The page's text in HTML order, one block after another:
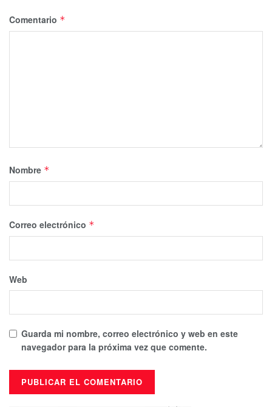
Comentario *
Nombre *
Correo electrónico *
Web
Guarda mi nombre, correo electrónico y web en este
navegador para la próxima vez que comente.